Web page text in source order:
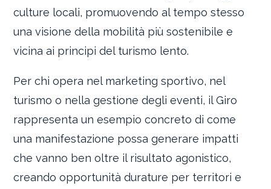
culture locali, promuovendo al tempo stesso
una visione della mobilità più sostenibile e
vicina ai principi del turismo lento.
Per chi opera nel marketing sportivo, nel
turismo o nella gestione degli eventi, il Giro
rappresenta un esempio concreto di come
una manifestazione possa generare impatti
che vanno ben oltre il risultato agonistico,
creando opportunità durature per territori e